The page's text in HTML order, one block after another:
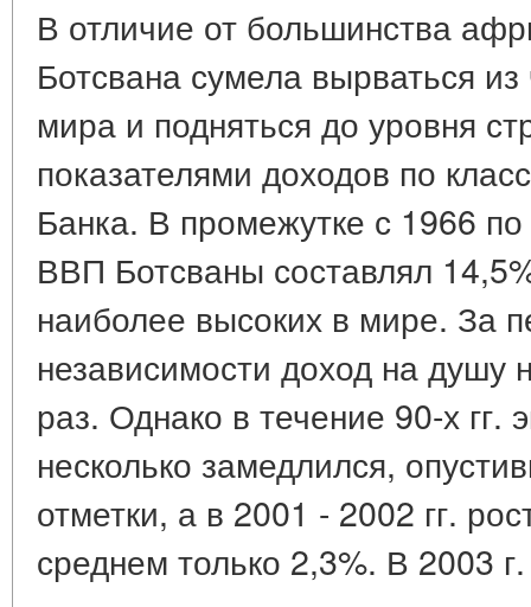
В отличие от большинства
Ботсвана сумела вырваться
мира и подняться до уровня
показателями доходов по
Банка. В промежутке с 1966
ВВП Ботсваны составлял
наиболее высоких в мире. За
независимости доход на душу
раз. Однако в течение 90-х гг.
несколько замедлился,
отметки, а в 2001 - 2002 гг.
среднем только 2,3%. В 2003